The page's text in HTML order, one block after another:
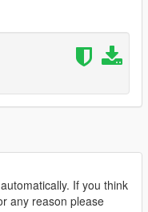
If you think
any reason please